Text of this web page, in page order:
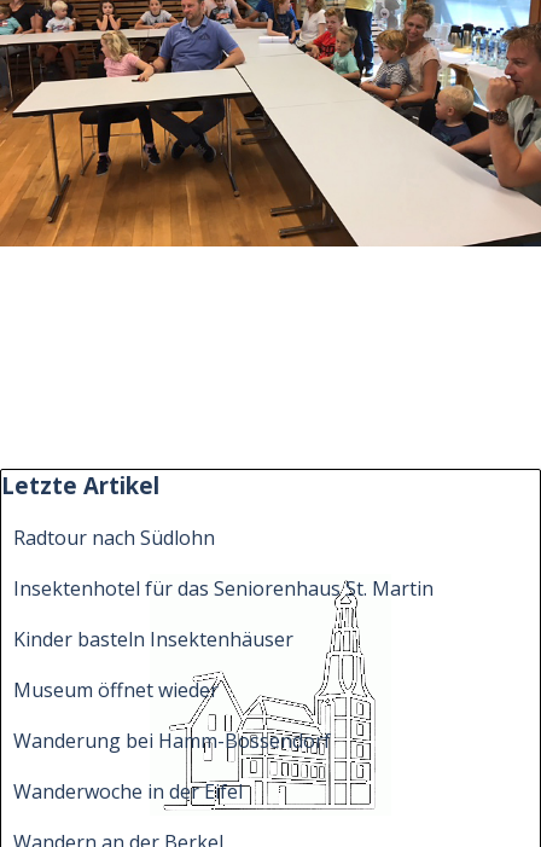
Block überspringen Letzte Artikel
Letzte Artikel
Radtour nach Südlohn
Insektenhotel für das Seniorenhaus St. Martin
Kinder basteln Insektenhäuser
Museum öffnet wieder
Wanderung bei Hamm-Bossendorf
Wanderwoche in der Eifel
Wandern an der Berkel